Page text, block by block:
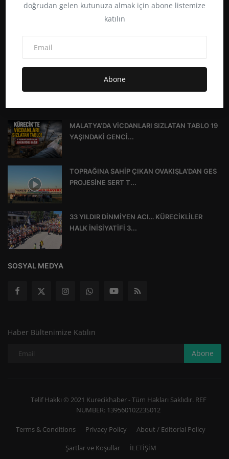
doğrudan gelen kutunuza almak için abone listemize
katılın
Abone
https://kurecikhaber.net - “Kürecik Haber Yazar, Türkiye, Dünya
Duyar.” “Gerçekler Burada.” “Tarafsız Haber, Güçlü Yorum.” “Her An,
Her Yerde Haber.” “Kürecik’in Haber Merkezi.”
MALATYA’DA VİCDANLARI SIZLATAN TABLO 19
YAŞINDAKİ GENCİ...
TOPRAĞINA SAHİP ÇIKAN OVAKIŞLA’DAN GES
PROJESİNE SERT T...
33 YILDIR DİNMİYEN ACI… KÜRECİKLİLER
HALK İNİSİYATİFİ 3...
SOSYAL MEDYA
Haber Bültenimize Katılın
Abone
Telif Hakkı © 2021 Kurecikhaber - Tüm Hakları Saklıdır. REF
NUMBER: 13956010223S012
Terms & Conditions Privacy Policy
About / Editorial Policy
Şartlar ve Koşullar
İLETİŞİM